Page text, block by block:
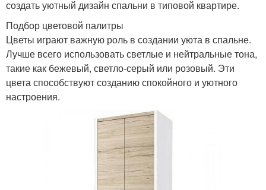
создать уютный дизайн спальни в типовой квартире.
Подбор цветовой палитры
Цветы играют важную роль в создании уюта в спальне.
Лучше всего использовать светлые и нейтральные тона,
такие как бежевый, светло-серый или розовый. Эти
цвета способствуют созданию спокойного и уютного
настроения.